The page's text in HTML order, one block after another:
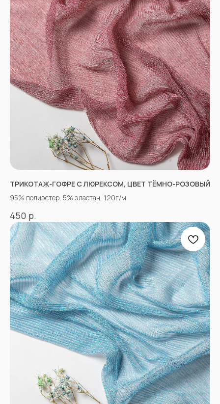
ТРИКОТАЖ-ГОФРЕ С ЛЮРЕКСОМ, ЦВЕТ ТЁМНО-РОЗОВЫЙ
95% полиэстер, 5% эластан, 120г/м
450 р.
ОДНОКЛАССНИКИ
TIK TOK*
YOU TUBE
«Ткани 3.5.7»
Оптово-розничный
магазин тканей
@ 2026
ИП Вакульчик Мария Олеговна
ОГРН 322265100088534
ИНН 262609965884
КАТАЛОГ
Полный каталог тканей
Ткани для детей
Ткани для верхней одежды
Ткани для летней одежды
*